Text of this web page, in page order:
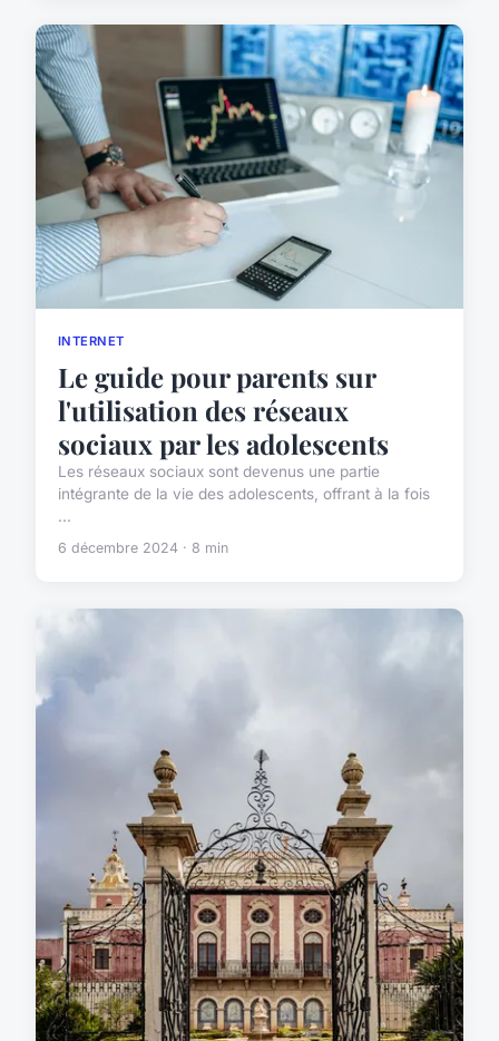
INTERNET
Le guide pour parents sur
l'utilisation des réseaux
sociaux par les adolescents
Les réseaux sociaux sont devenus une partie
intégrante de la vie des adolescents, offrant à la fois
...
6 décembre 2024 · 8 min